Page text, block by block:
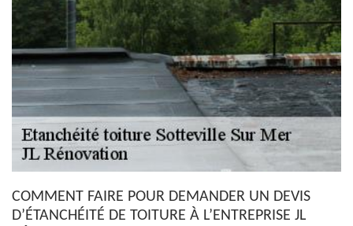
COMMENT FAIRE POUR DEMANDER UN DEVIS
D’ÉTANCHÉITÉ DE TOITURE À L’ENTREPRISE JL